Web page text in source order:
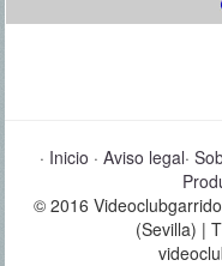
· Inicio · Aviso legal·
© 2016
(Sevilla) |